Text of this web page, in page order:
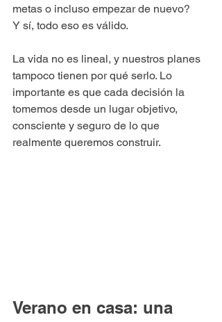
metas o incluso empezar de nuevo?
Y sí, todo eso es válido.
La vida no es lineal, y nuestros planes
tampoco tienen por qué serlo. Lo
importante es que cada decisión la
tomemos desde un lugar objetivo,
consciente y seguro de lo que
realmente queremos construir.
Verano en casa: una